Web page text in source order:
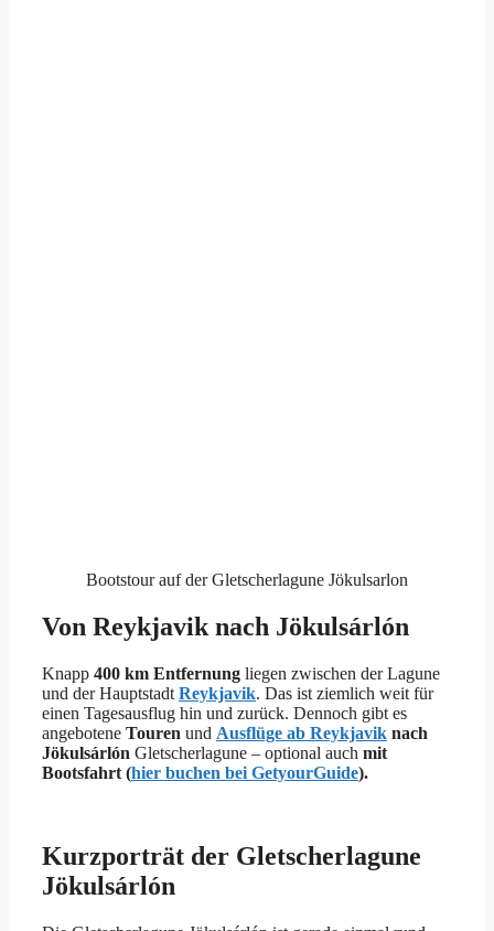
Bootstour auf der Gletscherlagune Jökulsarlon
Von Reykjavik nach Jökulsárlón
Knapp 400 km Entfernung liegen zwischen der Lagune
und der Hauptstadt Reykjavik. Das ist ziemlich weit für
einen Tagesausflug hin und zurück. Dennoch gibt es
angebotene Touren und Ausflüge ab Reykjavik nach
Jökulsárlón Gletscherlagune – optional auch mit
Bootsfahrt (hier buchen bei GetyourGuide).
Kurzporträt der Gletscherlagune
Jökulsárlón